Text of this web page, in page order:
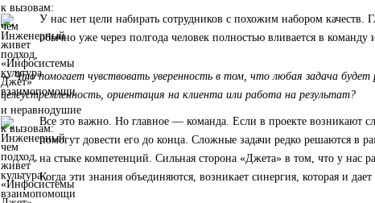
У нас нет цели набирать сотрудников с похожим набором качеств.
обычно уже через полгода человек полностью вливается в команду
— Что помогает чувствовать уверенность в том, что любая задача будет
целеустремленность, ориентация на клиента или работа на результат?
Все это важно. Но главное — команда. Если в проекте возникают
помогут довести его до конца. Сложные задачи редко решаются в
на стыке компетенций. Сильная сторона «Джета» в том, что у нас
Когда эти знания объединяются, возникает синергия, которая и дает